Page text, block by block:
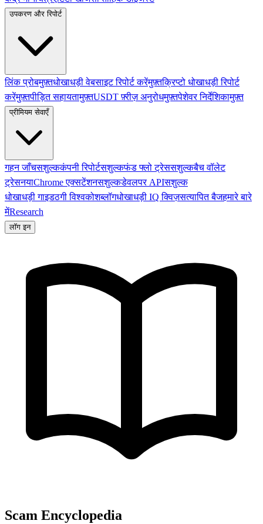
उपकरण और रिपोर्ट
लिंक प्रोबमुफ़्तधोखाधड़ी वेबसाइट रिपोर्ट करेंमुफ़्तक्रिप्टो धोखाधड़ी रिपोर्ट
करेंमुफ़्तपीड़ित सहायतामुफ़्तUSDT फ़्रीज़ अनुरोधमुफ़्तपेशेवर निर्देशिकामुफ़्त
प्रीमियम सेवाएँ
गहन जाँचसशुल्ककंपनी रिपोर्टसशुल्कफंड फ्लो ट्रेससशुल्कबैच वॉलेट
ट्रेसनयाChrome एक्सटेंशनसशुल्कडेवलपर APIसशुल्क
धोखाधड़ी गाइडठगी विश्वकोशब्लॉगधोखाधड़ी IQ क्विज़सत्यापित बैजहमारे बारे
मेंResearch
लॉग इन
Scam Encyclopedia